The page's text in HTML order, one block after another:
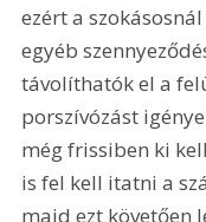
ezért a
egyéb
távolíthatók el a
porszívózást
még frissiben ki
is fel kell itatni a
majd ezt követően